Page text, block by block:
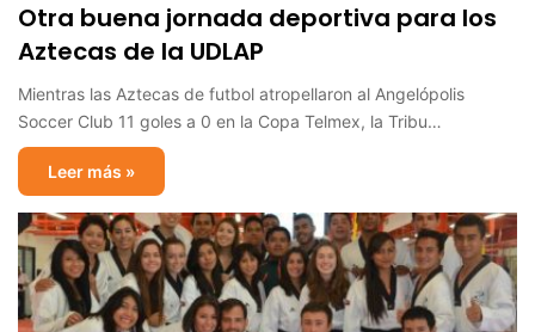
Otra buena jornada deportiva para los
Aztecas de la UDLAP
Mientras las Aztecas de futbol atropellaron al Angelópolis
Soccer Club 11 goles a 0 en la Copa Telmex, la Tribu…
Leer más »